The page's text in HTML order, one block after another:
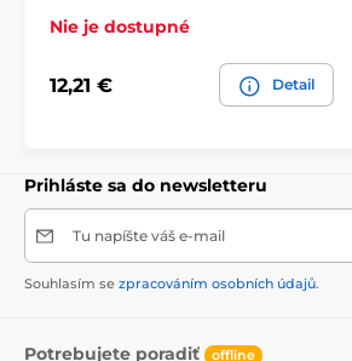
Nie je dostupné
12,21 € Detail
Prihláste sa do newsletteru
Tu napíšte váš e-mail
Souhlasím se zpracováním osobních údajů.
Potrebujete poradiť offline